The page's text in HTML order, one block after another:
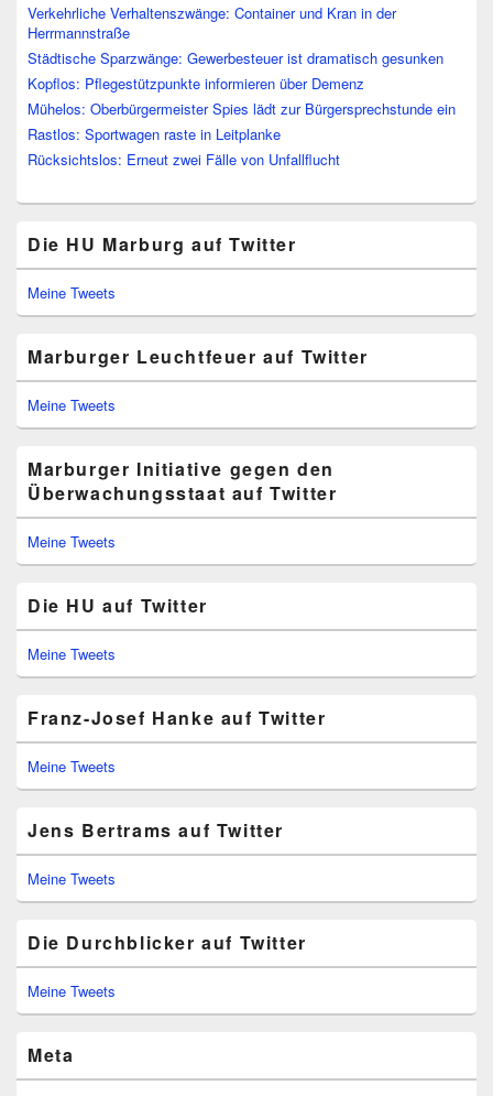
Verkehrliche Verhaltenszwänge: Container und Kran in der
Herrmannstraße
Städtische Sparzwänge: Gewerbesteuer ist dramatisch gesunken
Kopflos: Pflegestützpunkte informieren über Demenz
Mühelos: Oberbürgermeister Spies lädt zur Bürgersprechstunde ein
Rastlos: Sportwagen raste in Leitplanke
Rücksichtslos: Erneut zwei Fälle von Unfallflucht
Die HU Marburg auf Twitter
Meine Tweets
Marburger Leuchtfeuer auf Twitter
Meine Tweets
Marburger Initiative gegen den
Überwachungsstaat auf Twitter
Meine Tweets
Die HU auf Twitter
Meine Tweets
Franz-Josef Hanke auf Twitter
Meine Tweets
Jens Bertrams auf Twitter
Meine Tweets
Die Durchblicker auf Twitter
Meine Tweets
Meta